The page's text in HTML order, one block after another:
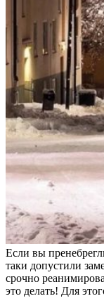
Если вы
таки допустили
срочно
это делать! Для